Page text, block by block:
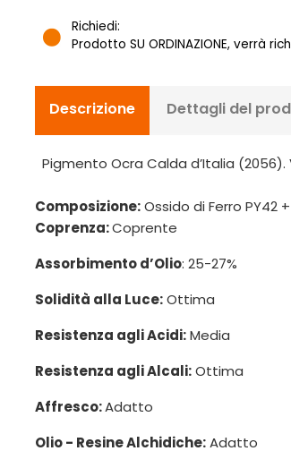
Richiedi:
Prodotto SU ORDINAZIONE, verrà
Descrizione Dettagli del
Pigmento Ocra Calda d’Italia
Composizione:Ossido di Ferro PY42 +
Coprenza:Coprente
Assorbimento d’Olio: 25-27%
Solidità alla Luce:Ottima
Resistenza agli Acidi:Media
Resistenza agli Alcali:Ottima
Affresco:Adatto
Olio - Resine Alchidiche:Adatto